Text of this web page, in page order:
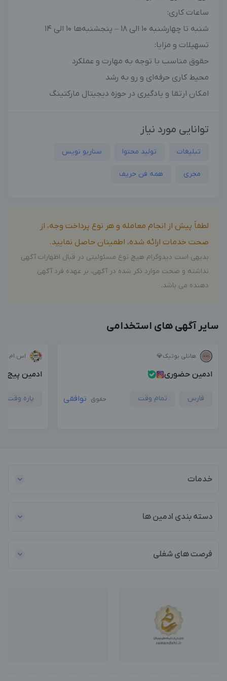
ساعات کاری:
شنبه تا چهارشنبه 10 الی 18 – پنجشنبه‌ها 10 الی 14
تسهیلات و مزایا:
حقوق مناسب با توجه به مهارت و عملکرد
محیط کاری حرفه‌ای و رو به رشد
امکان ارتقا و یادگیری در حوزه دیجیتال مارکتینگ
توانایی مورد نیاز
تبلیغات تولید محتوا سناریو نویس
مجری همه فن حریف
لطفاً پیش از انجام معامله و هر نوع پرداخت وجه، از
صحت خدمات ارائه شده، اطمینان حاصل نمایید.
بدیهی است دیدوگرام هیچ نوع مسئولیتی در قبال اظهارات آگهی
نداشته و صحت موارد ذکر شده در آگهی، بر عهده فرد آگهی
دهنده می باشد.
سایر آگهی های استخدامی
هانلی بوتیک💎
ادمین حضوری
فارس تمام وقت حقوق توافقی
ادمین پیج
پاره وقت
خدمات
دسته بندی ادمین ها
فرصت های شغلی